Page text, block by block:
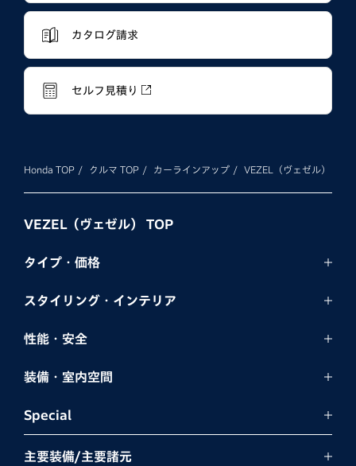
カタログ請求
セルフ見積り
Honda TOP クルマ TOP カーラインアップ VEZEL（ヴェゼル）
VEZEL（ヴェゼル） TOP
タイプ・価格
スタイリング・ インテリア
性能・安全
装備・室内空間
Special
主要装備/主要諸元